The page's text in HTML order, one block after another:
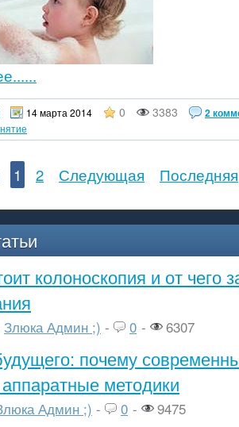
14 марта 2014 0 3383 2
1 2 Следующая Последняя
колоноскопия и от чего
Злюка Админ ;) - 0 - 6307
почему
методики
Админ ;) - 0 - 9475